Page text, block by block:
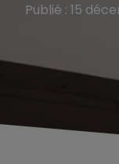
Publié : 15